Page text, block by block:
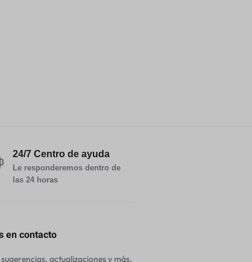
24/7 Centro de ayuda
Le responderemos dentro de
las 24 horas
en contacto
actualizaciones y más.